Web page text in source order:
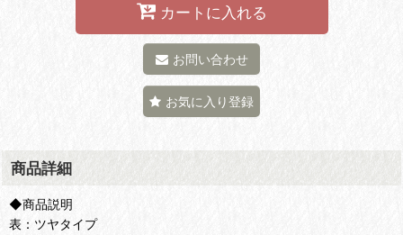
カートに入れる
お問い合わせ
お気に入り登録
商品詳細
◆商品説明
表：ツヤタイプ